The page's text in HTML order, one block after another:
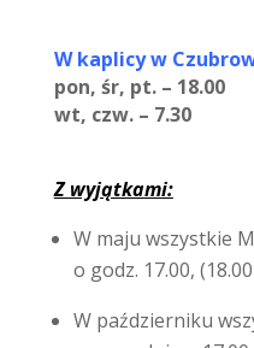
W kaplicy w
pon, śr, pt. – 18.00
wt, czw. – 7.30
Z wyjątkami:
W maju wszystkie
o godz. 17.00,
W październiku